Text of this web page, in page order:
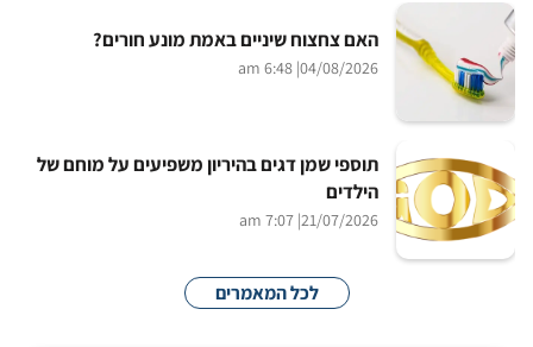
האם צחצוח שיניים באמת מונע חורים?
04/08/2026
| 6:48 am
תוספי שמן דגים בהיריון משפיעים על מוחם של
הילדים
21/07/2026
| 7:07 am
לכל המאמרים